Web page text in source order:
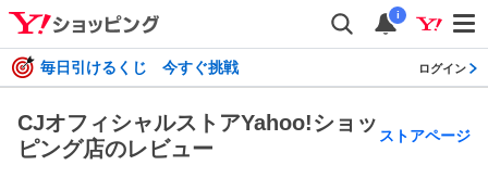
i
毎日引けるくじ 今すぐ挑戦 ログイン
CJオフィシャルストアYahoo!ショッ
ピング店のレビュー
ストアページ